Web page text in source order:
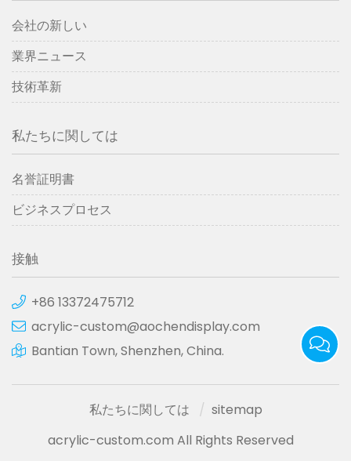
会社の新しい
業界ニュース
技術革新
私たちに関しては
名誉証明書
ビジネスプロセス
接触
+86 13372475712
acrylic-custom@aochendisplay.com
Bantian Town, Shenzhen, China.
私たちに関しては
sitemap
acrylic-custom.com All Rights Reserved